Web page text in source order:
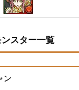
スター一覧
ン